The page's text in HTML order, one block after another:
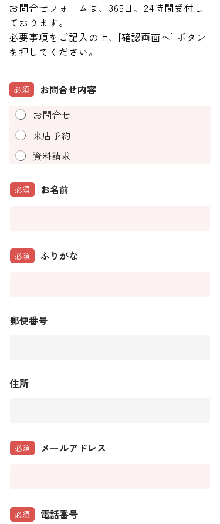
お問合せフォームは、365日、24時間受付し
ております。
必要事項をご記入の上、[確認画面へ] ボタン
を押してください。
お問合せ内容
必須
お問合せ
来店予約
資料請求
お名前
必須
ふりがな
必須
郵便番号
住所
メールアドレス
必須
電話番号
必須